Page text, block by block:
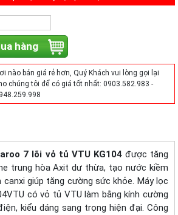
hàng
nào bán giá rẻ hơn, Quý Khách vui lòng gọi lại
chúng tôi để có giá tốt nhất: 0903.582.983 -
7 lõi vỏ tủ VTU KG104 được tăng
trung hòa Axit dư thừa, tạo nước kiềm
canxi giúp tăng cường sức khỏe. Máy lọc
có vỏ tủ VTU làm bằng kính cường
kiểu dáng sang trọng hiện đại. Công